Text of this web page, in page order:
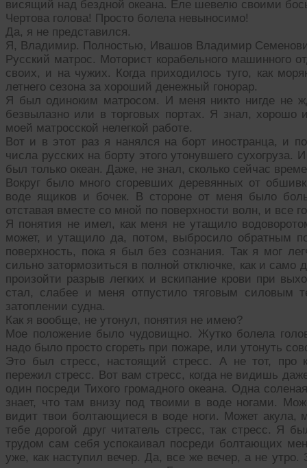
висящий над бездной океана. Еле шевелю своими
Чертова голова! Просто болела невыносимо!
Да, я не представился.
Я, Владимир. Полностью, Ивашов Владимир
Русский матрос. Моторист корабельного машинного
своих, и на чужих. Когда приходилось туго, как
летнего сезона за хороший денежный гонорар.
Я был одиноким матросом. И меня никто нигде не
безвылазно или в торговых портах. Я знал, хорошо
моей матросской нелегкой работе.
Вот и в этот раз я нанялся на борт иностранца, и
числа русских на борту этого утонувшего
был только океан. Даже, не знал, сколько сейчас
Вокруг было много сгоревших деревянных от
воде ящиков и бочек. В стороне от меня было
отставая вместе со мной по поверхности волн, и все
Я понятия не имел, как меня не утащило
может, и утащило да, потом, выбросило обратным
поверхность, пока я был без сознания. Так я мог
сильно затормозиться в полной отключке, как и само
произойти разрыв легких и вскипание крови при
стал, слабее и меня отпустило тяговым силовым
затоплении судна.
Как я вообще, не утонул, понятия не имею?
Мое положение было чудовищно. Жутко болела
надо было просто сгореть при пожаре, или утонуть
Это был стресс, настоящий стресс. А не тот, про
пережил стресс. Вот вам стресс, когда не видишь
один посреди Тихого громадного океана. Одна
знает, что там внизу под твоими в воде ногами.
видит твои болтающиеся в воде ноги. Может акула,
тебе дорогой друг читатель стресс, так стресс. Я
трудом сам себя успокаивал посреди болтающих
уже, как наступил вечер. Да, все же вечер, а не